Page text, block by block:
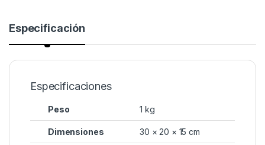
Especificación
Especificaciones
Peso 1 kg
Dimensiones 30 × 20 × 15 cm